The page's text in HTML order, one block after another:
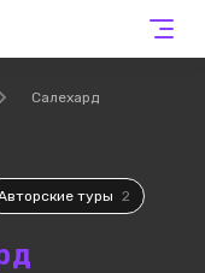
Салехард
туры 2